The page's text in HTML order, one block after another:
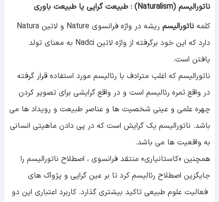
ناتورالیسم (Naturalism) : طبیعت گرایی یا طبیعت باوری
کلمه ناتورالیسم
ریشه در واژه فرانسوی Nature و لاتین Natura
دارد که این خود برگرفته از واژه لاتین Nadci به معنای تولد
یافتن است.
ناتورالیسم که اغلب مترادف با رئالیسم مورد استفاده قرار گرفته
در واقع ثمره رئالیسم است و در واقع گرایشی برای تصویر کردن
چهره علمی و عینی شخصیت ها و عناصر طبیعت و رویداد ها می
باشد. ناتورالیسم یک گرایش است که در پی دادن ماهیتی انسانی
به واقعیت ها می باشد.
همچنین «کاستانیاری» منتقد فرانسوی ، اصطلاح ناتورالیسم را
جایگزین اصطلاح رئالیسم کرد تا بر عین گرایی و پژواک های
فعالیت علوم طبیعی تاکید بیشتری گذارد. کاربرد اعتباری این دو